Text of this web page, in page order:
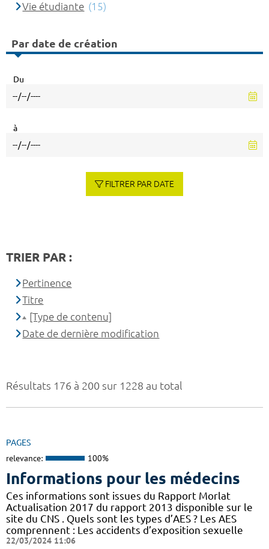
Résultats 176 à 200 sur 1228 au total
PAGES
relevance: 100%
Informations pour les médecins
Ces informations sont issues du Rapport Morlat
Actualisation 2017 du rapport 2013 disponible sur le
site du CNS . Quels sont les types d’AES ? Les AES
comprennent : Les accidents d’exposition sexuelle
22/03/2024 11:06
Vie étudiante (15)
Par date de création
Du
à
FILTRER PAR DATE
TRIER PAR :
Pertinence
Titre
[Type de contenu]
Date de dernière modification